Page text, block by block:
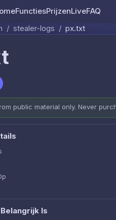
FunctiesPrijzenLiveFAQ
/ stealer-logs / px.txt
public material only. Never
Is